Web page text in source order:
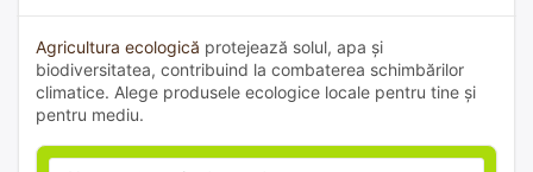
Agricultura ecologică protejează solul, apa și
biodiversitatea, contribuind la combaterea schimbărilor
climatice. Alege produsele ecologice locale pentru tine și
pentru mediu.